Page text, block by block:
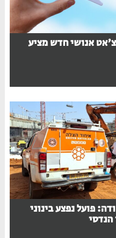
אנושי חדש מציע
פועל נפצע בינוני